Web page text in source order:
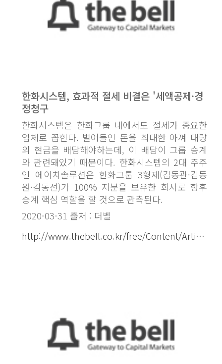
한화시스템, 효과적 절세 비결은 '세액공제·경
정청구
한화시스템은 한화그룹 내에서도 절세가 중요한
업체로 꼽힌다. 벌어들인 돈을 최대한 아껴 대량
의 현금을 배당해야하는데, 이 배당이 그룹 승계
와 관련돼있기 때문이다. 한화시스템의 2대 주주
인 에이치솔루션은 한화그룹 3형제(김동관·김동
원·김동선)가 100% 지분을 보유한 회사로 향후
승계 핵심 역할을 할 것으로 관측된다.
2020-03-31 출처 : 더벨
http://www.thebell.co.kr/free/Content/ArticleView.asp?key=202003301409216280108383&svccode=04